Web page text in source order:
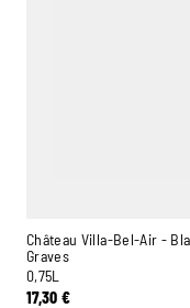
Château Villa-Bel-Air -
Graves
0,75L
17,30€